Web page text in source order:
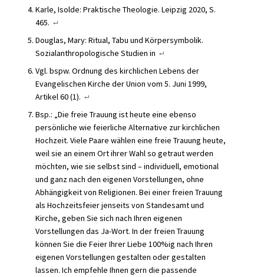
Karle, Isolde: Praktische Theologie. Leipzig 2020, S.
465.
Douglas, Mary: Ritual, Tabu und Körpersymbolik.
Sozialanthropologische Studien in
Vgl. bspw. Ordnung des kirchlichen Lebens der
Evangelischen Kirche der Union vom 5. Juni 1999,
Artikel 60 (1).
Bsp.: „Die freie Trauung ist heute eine ebenso
persönliche wie feierliche Alternative zur kirchlichen
Hochzeit. Viele Paare wählen eine freie Trauung heute,
weil sie an einem Ort ihrer Wahl so getraut werden
möchten, wie sie selbst sind – individuell, emotional
und ganz nach den eigenen Vorstellungen, ohne
Abhängigkeit von Religionen. Bei einer freien Trauung
als Hochzeitsfeier jenseits von Standesamt und
Kirche, geben Sie sich nach Ihren eigenen
Vorstellungen das Ja-Wort. In der freien Trauung
können Sie die Feier Ihrer Liebe 100%ig nach Ihren
eigenen Vorstellungen gestalten oder gestalten
lassen. Ich empfehle Ihnen gern die passende